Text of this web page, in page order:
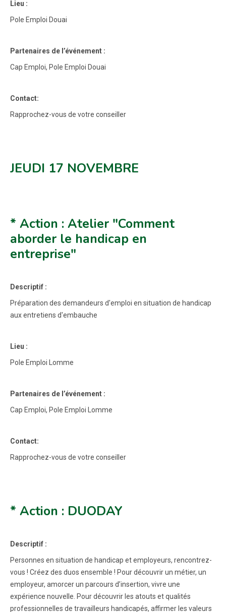
Lieu :
Pole Emploi Douai
Partenaires de l’événement :
Cap Emploi, Pole Emploi Douai
Contact:
Rapprochez-vous de votre conseiller
JEUDI 17 NOVEMBRE
* Action : Atelier "Comment
aborder le handicap en
entreprise"
Descriptif :
Préparation des demandeurs d'emploi en situation de handicap
aux entretiens d'embauche
Lieu :
Pole Emploi Lomme
Partenaires de l’événement :
Cap Emploi, Pole Emploi Lomme
Contact:
Rapprochez-vous de votre conseiller
* Action : DUODAY
Descriptif :
Personnes en situation de handicap et employeurs, rencontrez-
vous ! Créez des duos ensemble ! Pour découvrir un métier, un
employeur, amorcer un parcours d’insertion, vivre une
expérience nouvelle. Pour découvrir les atouts et qualités
professionnelles de travailleurs handicapés, affirmer les valeurs